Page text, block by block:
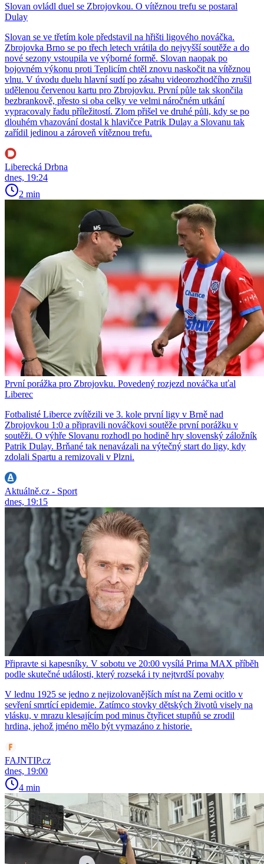
Slovan ovládl duel se Zbrojovkou. O vítěznou trefu se postaral
Dulay
Slovan se ve třetím kole představil na hřišti ligového nováčka.
Zbrojovka Brno se po třech letech vrátila do nejvyšší soutěže a do
nové sezony vstoupila ve výborné formě. Slovan naopak po
bojovném výkonu proti Teplicím chtěl znovu naskočit na vítěznou
vlnu. V úvodu duelu hlavní sudí po zásahu videorozhodčího zrušil
udělenou červenou kartu pro Zbrojovku. První půle tak skončila
bezbrankově, přesto si oba celky ve velmi náročném utkání
vypracovaly řadu příležitostí. Zlom přišel ve druhé půli, kdy se po
dlouhém vhazování dostal k hlavičce Patrik Dulay a Slovanu tak
zařídil jedinou a zároveň vítěznou trefu.
Liberecká Drbna
dnes, 19:24
2 min
První porážka pro Zbrojovku. Povedený rozjezd nováčka uťal
Liberec
Fotbalisté Liberce zvítězili ve 3. kole první ligy v Brně nad
Zbrojovkou 1:0 a připravili nováčkovi soutěže první porážku v
soutěži. O výhře Slovanu rozhodl po hodině hry slovenský záložník
Patrik Dulay. Brňané tak nenavázali na výtečný start do ligy, kdy
zdolali Spartu a remizovali v Plzni.
Aktuálně.cz - Sport
dnes, 19:15
Připravte si kapesníky. V sobotu ve 20:00 vysílá Prima MAX příběh
podle skutečné události, který rozseká i ty nejtvrdší povahy
V lednu 1925 se jedno z nejizolovanějších míst na Zemi ocitlo v
sevření smrtící epidemie. Zatímco stovky dětských životů visely na
vlásku, v mrazu klesajícím pod minus čtyřicet stupňů se zrodil
hrdina, jehož jméno mělo být vymazáno z historie.
FAJNTIP.cz
dnes, 19:00
4 min